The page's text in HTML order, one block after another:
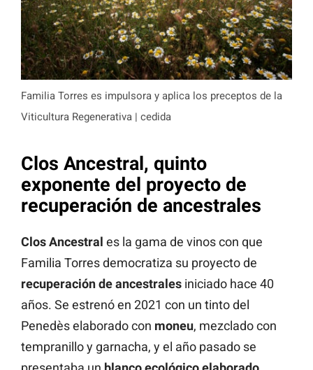
Familia Torres es impulsora y aplica los preceptos de la
Viticultura Regenerativa | cedida
Clos Ancestral, quinto
exponente del proyecto de
recuperación de ancestrales
Clos Ancestral es la gama de vinos con que
Familia Torres democratiza su proyecto de
recuperación de ancestrales iniciado hace 40
años. Se estrenó en 2021 con un tinto del
Penedès elaborado con moneu, mezclado con
tempranillo y garnacha, y el año pasado se